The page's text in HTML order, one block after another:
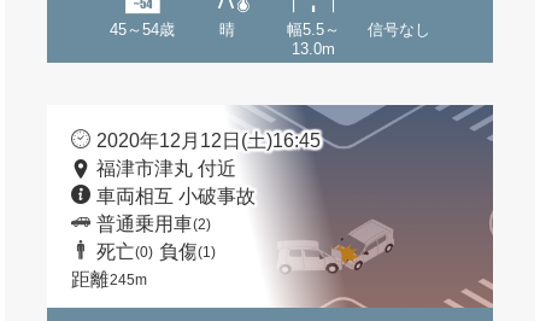
45～54歳 晴
幅5.5～
13.0m
信号なし
2020年12月12日(土)16:45
福津市津丸 付近
車両相互 小破事故
普通乗用車(2)
死亡(0) 負傷(1)
距離245m